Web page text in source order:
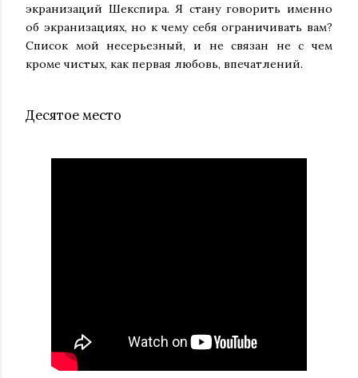
экранизаций Шекспира. Я стану говорить именно
об экранизациях, но к чему себя ограничивать вам?
Список мой несерьезный, и не связан не с чем
кроме чистых, как первая любовь, впечатлений.
Десятое место